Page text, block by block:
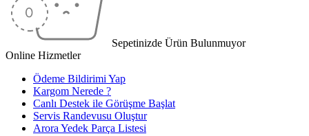
Sepetinizde Ürün Bulunmuyor
Online Hizmetler
Ödeme Bildirimi Yap
Kargom Nerede ?
Canlı Destek ile Görüşme Başlat
Servis Randevusu Oluştur
Arora Yedek Parça Listesi